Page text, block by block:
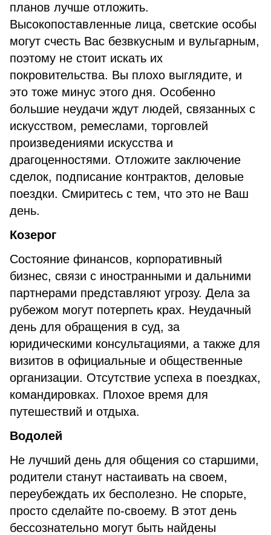
планов лучше отложить.
Высокопоставленные лица, светские особы
могут счесть Вас безвкусным и вульгарным,
поэтому не стоит искать их
покровительства. Вы плохо выглядите, и
это тоже минус этого дня. Особенно
большие неудачи ждут людей, связанных с
искусством, ремеслами, торговлей
произведениями искусства и
драгоценностями. Отложите заключение
сделок, подписание контрактов, деловые
поездки. Смиритесь с тем, что это не Ваш
день.
Козерог
Состояние финансов, корпоративный
бизнес, связи с иностранными и дальними
партнерами представляют угрозу. Дела за
рубежом могут потерпеть крах. Неудачный
день для обращения в суд, за
юридическими консультациями, а также для
визитов в официальные и общественные
организации. Отсутствие успеха в поездках,
командировках. Плохое время для
путешествий и отдыха.
Водолей
Не лучший день для общения со старшими,
родители станут настаивать на своем,
переубеждать их бесполезно. Не спорьте,
просто сделайте по-своему. В этот день
бессознательно могут быть найдены